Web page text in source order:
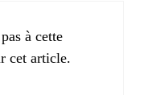
à cette
cet article.